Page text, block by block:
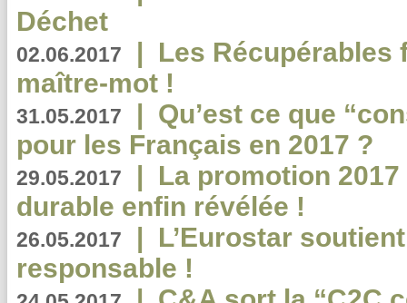
Déchet
02.06.2017 | Les Récupérables
maître-mot !
31.05.2017 | Qu’est ce que
pour les Français en 2017 ?
29.05.2017 | La promotion
durable enfin révélée !
26.05.2017 | L’Eurostar
responsable !